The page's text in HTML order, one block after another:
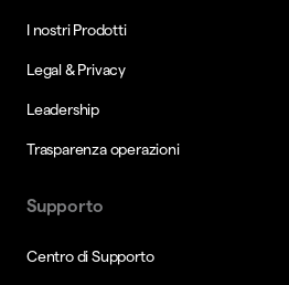
I nostri Prodotti
Legal & Privacy
Leadership
Trasparenza operazioni
Supporto
Centro di Supporto